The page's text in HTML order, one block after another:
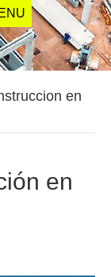
en
en